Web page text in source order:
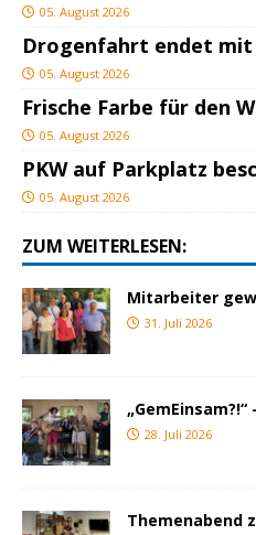
05. August 2026
Drogenfahrt endet
05. August 2026
Frische Farbe für den
05. August 2026
PKW auf Parkplatz
05. August 2026
ZUM WEITERLESEN:
Mitarbeiter
31. Juli 2026
28. Juli 2026
Themenabend